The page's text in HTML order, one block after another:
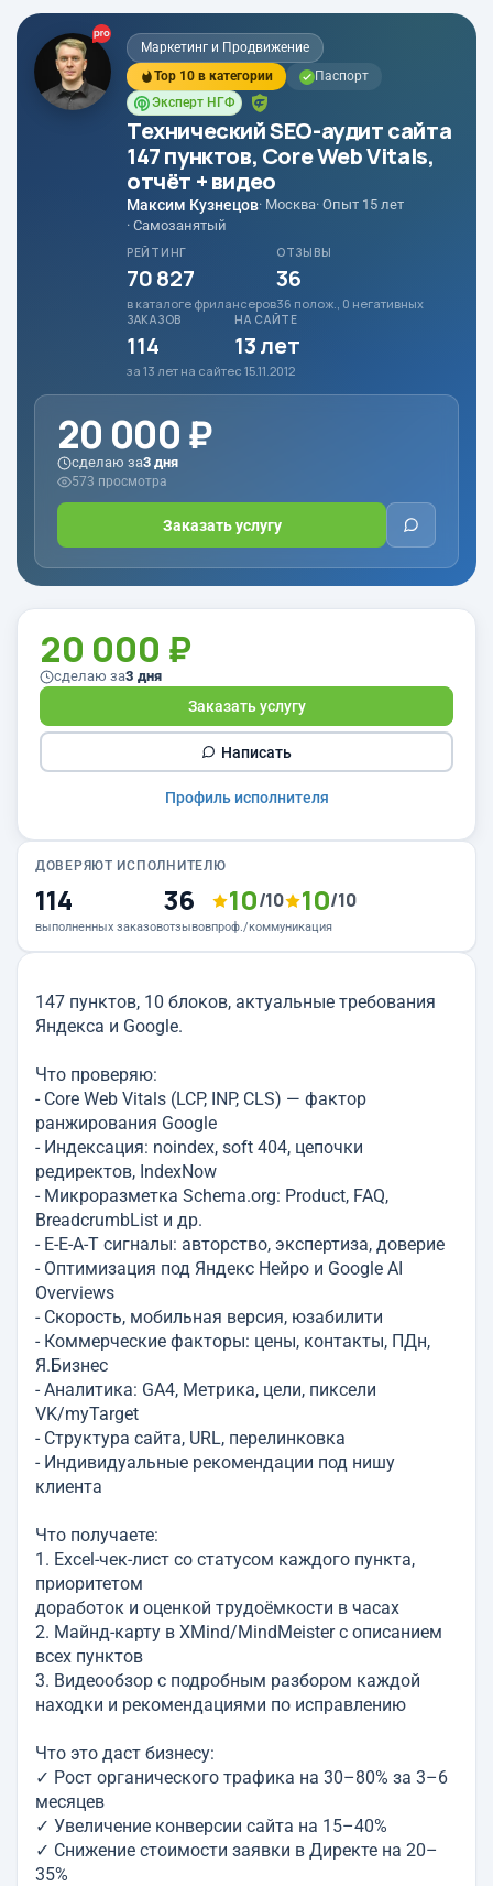
Маркетинг и Продвижение
Top 10 в категории
Паспорт
Эксперт НГФ
Технический SEO-аудит сайта
147 пунктов, Core Web Vitals,
отчёт + видео
Максим Кузнецов· Москва· Опыт 15 лет
· Самозанятый
РЕЙТИНГ
70 827
в каталоге фрилансеров
ОТЗЫВЫ
36
36 полож., 0 негативных
ЗАКАЗОВ
114
за 13 лет на сайте
НА САЙТЕ
13 лет
с 15.11.2012
20 000 ₽
сделаю за3 дня
573 просмотра
Заказать услугу
147 пунктов, 10 блоков, актуальные требования
Яндекса и Google.
Что проверяю:
- Core Web Vitals (LCP, INP, CLS) — фактор
ранжирования Google
- Индексация: noindex, soft 404, цепочки
редиректов, IndexNow
- Микроразметка Schema.org: Product, FAQ,
BreadcrumbList и др.
- E-E-A-T сигналы: авторство, экспертиза, доверие
- Оптимизация под Яндекс Нейро и Google AI
Overviews
- Скорость, мобильная версия, юзабилити
- Коммерческие факторы: цены, контакты, ПДн,
Я.Бизнес
- Аналитика: GA4, Метрика, цели, пиксели
VK/myTarget
- Структура сайта, URL, перелинковка
- Индивидуальные рекомендации под нишу
клиента
Что получаете:
1. Excel-чек-лист со статусом каждого пункта,
приоритетом
доработок и оценкой трудоёмкости в часах
2. Майнд-карту в XMind/MindMeister с описанием
всех пунктов
3. Видеообзор с подробным разбором каждой
находки и рекомендациями по исправлению
Что это даст бизнесу:
✓ Рост органического трафика на 30–80% за 3–6
месяцев
✓ Увеличение конверсии сайта на 15–40%
✓ Снижение стоимости заявки в Директе на 20–
35%
20 000 ₽
сделаю за3 дня
Заказать услугу
Написать
Профиль исполнителя
ДОВЕРЯЮТ ИСПОЛНИТЕЛЮ
114
выполненных заказов
36
отзывов
10/10 10/10
проф./коммуникация